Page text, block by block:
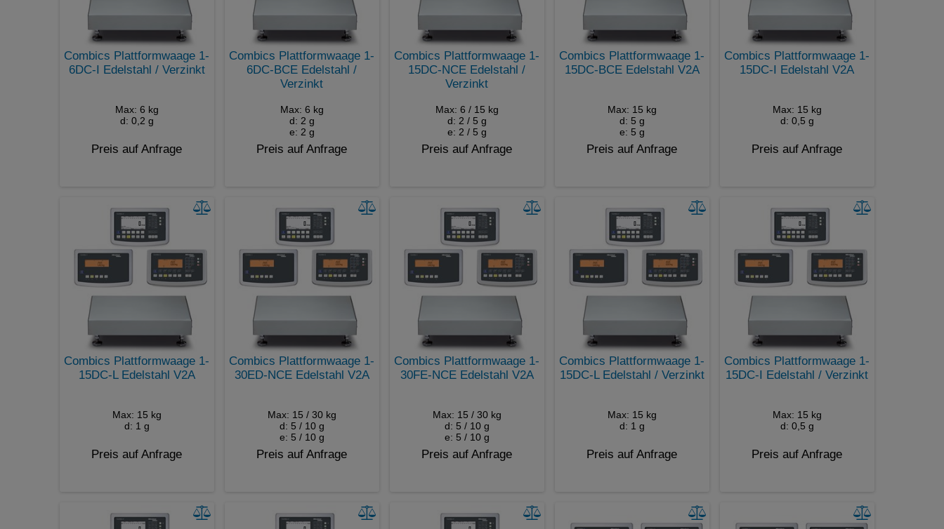
Combics Plattformwaage 1-
6DC-I Edelstahl / Verzinkt
Max: 6 kg
d: 0,2 g
Preis auf Anfrage
Combics Plattformwaage 1-
6DC-BCE Edelstahl /
Verzinkt
Max: 6 kg
d: 2 g
e: 2 g
Preis auf Anfrage
Combics Plattformwaage 1-
15DC-NCE Edelstahl /
Verzinkt
Max: 6 / 15 kg
d: 2 / 5 g
e: 2 / 5 g
Preis auf Anfrage
Combics Plattformwaage 1-
15DC-BCE Edelstahl V2A
Max: 15 kg
d: 5 g
e: 5 g
Preis auf Anfrage
Combics Plattformwaage 1-
15DC-I Edelstahl V2A
Max: 15 kg
d: 0,5 g
Preis auf Anfrage
Combics Plattformwaage 1-
15DC-L Edelstahl V2A
Max: 15 kg
d: 1 g
Preis auf Anfrage
Combics Plattformwaage 1-
30ED-NCE Edelstahl V2A
Max: 15 / 30 kg
d: 5 / 10 g
e: 5 / 10 g
Preis auf Anfrage
Combics Plattformwaage 1-
30FE-NCE Edelstahl V2A
Max: 15 / 30 kg
d: 5 / 10 g
e: 5 / 10 g
Preis auf Anfrage
Combics Plattformwaage 1-
15DC-L Edelstahl / Verzinkt
Max: 15 kg
d: 1 g
Preis auf Anfrage
Combics Plattformwaage 1-
15DC-I Edelstahl / Verzinkt
Max: 15 kg
d: 0,5 g
Preis auf Anfrage